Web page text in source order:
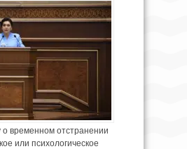
временном отстранении
или психологическое